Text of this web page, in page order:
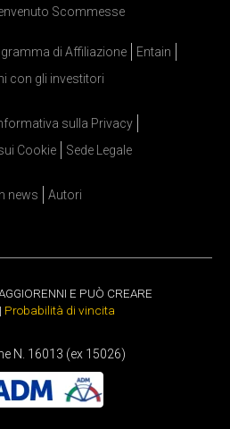
Scommesse
di Affiliazione
Entain
con gli investitori
sulla Privacy
Cookie
Sede Legale
news Autori
E PUÒ CREARE
Probabilità di vincita
N. 16013 (ex 15026)